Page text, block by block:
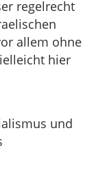
regelrecht
allem ohne
hier
und